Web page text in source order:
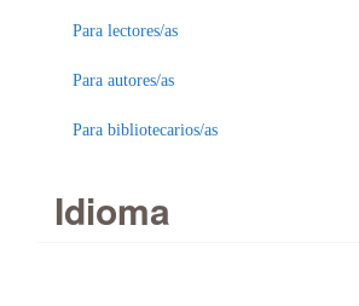
Para lectores/as
Para autores/as
Para bibliotecarios/as
Idioma